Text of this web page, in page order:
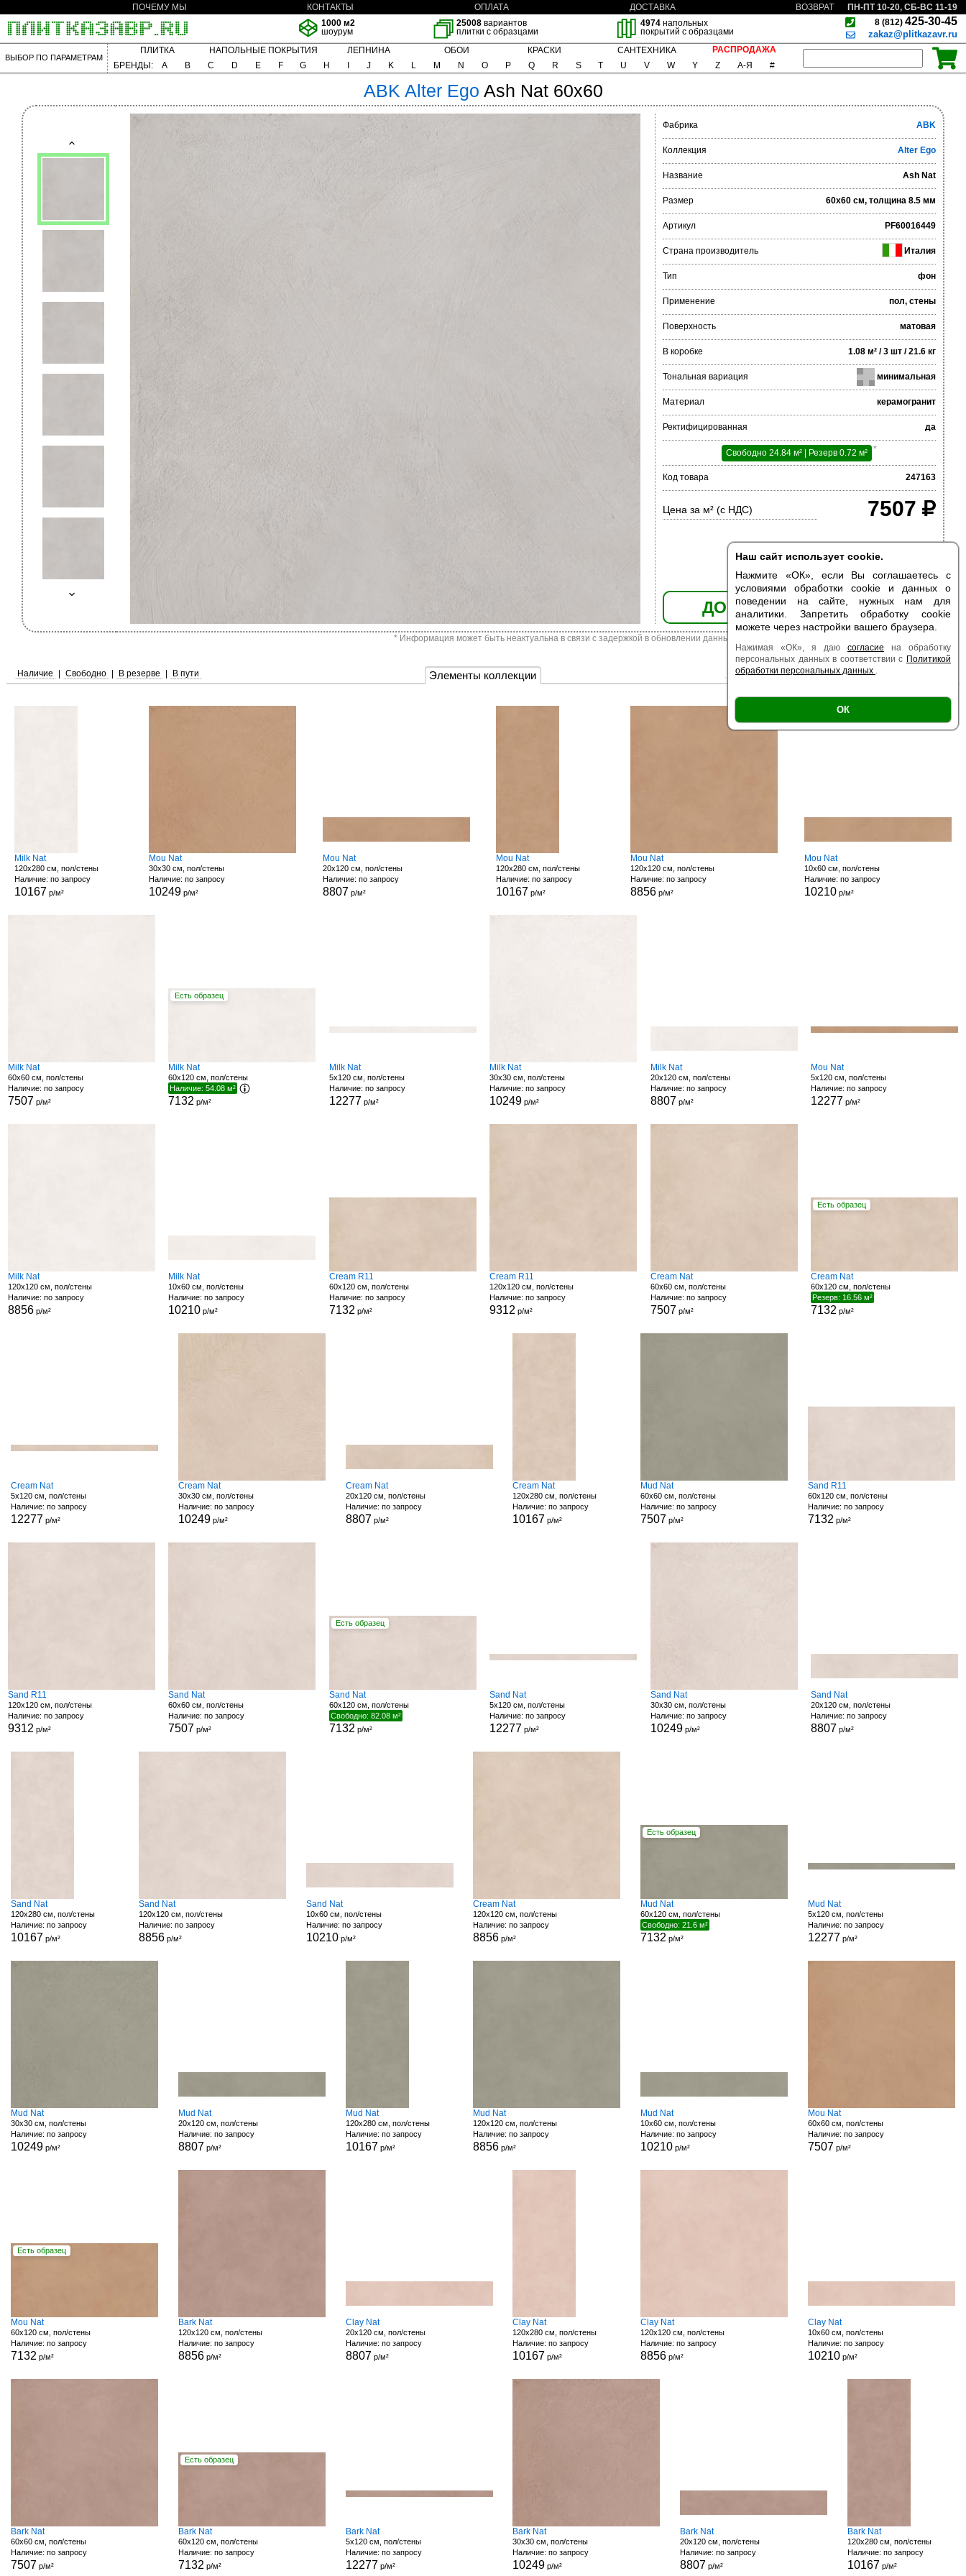
Наш сайт использует cookie.
Нажмите «ОК», если Вы соглашаетесь с
условиями обработки cookie и данных о
поведении на сайте, нужных нам для
аналитики. Запретить обработку cookie
можете через настройки вашего браузера.
Нажимая «ОК», я даю согласие на обработку
персональных данных в соответствии с Политикой
обработки персональных данных .
ОК
ПОЧЕМУ МЫ КОНТАКТЫ ОПЛАТА ДОСТАВКА ВОЗВРАТ
ПН-ПТ 10-20, СБ-ВС 11-19
1000 м2
шоурум
25008 вариантов
плитки с образцами
4974напольных
покрытий с образцами
8 (812) 425-30-45
zakaz@plitkazavr.ru
ВЫБОР ПО ПАРАМЕТРАМ
ПЛИТКА НАПОЛЬНЫЕ ПОКРЫТИЯ ЛЕПНИНА ОБОИ КРАСКИ САНТЕХНИКА
РАСПРОДАЖА
БРЕНДЫ:
A B C D E F G H J K L M N O P Q R S T U V W Y Z А-Я #
ABK Alter Ego Ash Nat 60x60
Фабрика ABK
Коллекция Alter Ego
Название Ash Nat
Размер 60x60 см, толщина 8.5 мм
Артикул PF60016449
Страна производитель Италия
Тип фон
Применение пол, стены
Поверхность матовая
В коробке 1.08 м² / 3 шт / 21.6 кг
Тональная вариация минимальная
Материал керамогранит
Ректифицированная да
Свободно 24.84 м² | Резерв 0.72 м² *
Код товара 247163
Цена за м² (с НДС) 7507
ДОБАВИТЬ В КОРЗИНУ
* Информация может быть неактуальна в связи с задержкой в обновлении данных. Цена из наличия может отличаться от указанной.
Элементы коллекции
Наличие Свободно В резерве В пути Есть образец | Поверхность |
Milk Nat
120x280 см, пол/стены
Наличие: по запросу
10167 р/м²
Mou Nat
30x30 см, пол/стены
Наличие: по запросу
10249р/м²
Mou Nat
20x120 см, пол/стены
Наличие: по запросу
8807 р/м²
Mou Nat
120x280 см, пол/стены
Наличие: по запросу
10167 р/м²
Mou Nat
120x120 см, пол/стены
Наличие: по запросу
8856 р/м²
Mou Nat
10x60 см, пол/стены
Наличие: по запросу
10210 р/м²
Milk Nat
60x60 см, пол/стены
Наличие: по запросу
7507 р/м²
Есть образец
Milk Nat
60x120 см, пол/стены
Наличие: 54.08 м²
7132 р/м²
Milk Nat
5x120 см, пол/стены
Наличие: по запросу
12277 р/м²
Milk Nat
30x30 см, пол/стены
Наличие: по запросу
10249 р/м²
Milk Nat
20x120 см, пол/стены
Наличие: по запросу
8807 р/м²
Mou Nat
5x120 см, пол/стены
Наличие: по запросу
12277 р/м²
Milk Nat
120x120 см, пол/стены
Наличие: по запросу
8856р/м²
Milk Nat
10x60 см, пол/стены
Наличие: по запросу
10210 р/м²
Cream R11
60x120 см, пол/стены
Наличие: по запросу
7132 р/м²
Cream R11
120x120 см, пол/стены
Наличие: по запросу
9312 р/м²
Cream Nat
60x60 см, пол/стены
Наличие: по запросу
7507 р/м²
Есть образец
Cream Nat
60x120 см, пол/стены
Резерв: 16.56 м²
7132 р/м²
Cream Nat
5x120 см, пол/стены
Наличие: по запросу
12277 р/м²
Cream Nat
30x30 см, пол/стены
Наличие: по запросу
10249р/м²
Cream Nat
20x120 см, пол/стены
Наличие: по запросу
8807 р/м²
Cream Nat
120x280 см, пол/стены
Наличие: по запросу
10167 р/м²
Mud Nat
60x60 см, пол/стены
Наличие: по запросу
7507 р/м²
Sand R11
60x120 см, пол/стены
Наличие: по запросу
7132 р/м²
Sand R11
120x120 см, пол/стены
Наличие: по запросу
9312 р/м²
Sand Nat
60x60 см, пол/стены
Наличие: по запросу
7507 р/м²
Есть образец
Sand Nat
60x120 см, пол/стены
Свободно: 82.08 м²
7132 р/м²
Sand Nat
5x120 см, пол/стены
Наличие: по запросу
12277 р/м²
Sand Nat
30x30 см, пол/стены
Наличие: по запросу
10249р/м²
Sand Nat
20x120 см, пол/стены
Наличие: по запросу
8807 р/м²
Sand Nat
120x280 см, пол/стены
Наличие: по запросу
10167 р/м²
Sand Nat
120x120 см, пол/стены
Наличие: по запросу
8856р/м²
Sand Nat
10x60 см, пол/стены
Наличие: по запросу
10210р/м²
Cream Nat
120x120 см, пол/стены
Наличие: по запросу
8856 р/м²
Есть образец
Mud Nat
60x120 см, пол/стены
Свободно: 21.6 м²
7132 р/м²
Mud Nat
5x120 см, пол/стены
Наличие: по запросу
12277 р/м²
Mud Nat
30x30 см, пол/стены
Наличие: по запросу
10249 р/м²
Mud Nat
20x120 см, пол/стены
Наличие: по запросу
8807 р/м²
Mud Nat
120x280 см, пол/стены
Наличие: по запросу
10167 р/м²
Mud Nat
120x120 см, пол/стены
Наличие: по запросу
8856 р/м²
Mud Nat
10x60 см, пол/стены
Наличие: по запросу
10210р/м²
Mou Nat
60x60 см, пол/стены
Наличие: по запросу
7507 р/м²
Есть образец
Mou Nat
60x120 см, пол/стены
Наличие: по запросу
7132 р/м²
Bark Nat
120x120 см, пол/стены
Наличие: по запросу
8856р/м²
Clay Nat
20x120 см, пол/стены
Наличие: по запросу
8807 р/м²
Clay Nat
120x280 см, пол/стены
Наличие: по запросу
10167 р/м²
Clay Nat
120x120 см, пол/стены
Наличие: по запросу
8856р/м²
Clay Nat
10x60 см, пол/стены
Наличие: по запросу
10210р/м²
Bark Nat
60x60 см, пол/стены
Наличие: по запросу
7507 р/м²
Есть образец
Bark Nat
60x120 см, пол/стены
Наличие: по запросу
7132 р/м²
Bark Nat
5x120 см, пол/стены
Наличие: по запросу
12277 р/м²
Bark Nat
30x30 см, пол/стены
Наличие: по запросу
10249 р/м²
Bark Nat
20x120 см, пол/стены
Наличие: по запросу
8807 р/м²
Bark Nat
120x280 см, пол/стены
Наличие: по запросу
10167 р/м²